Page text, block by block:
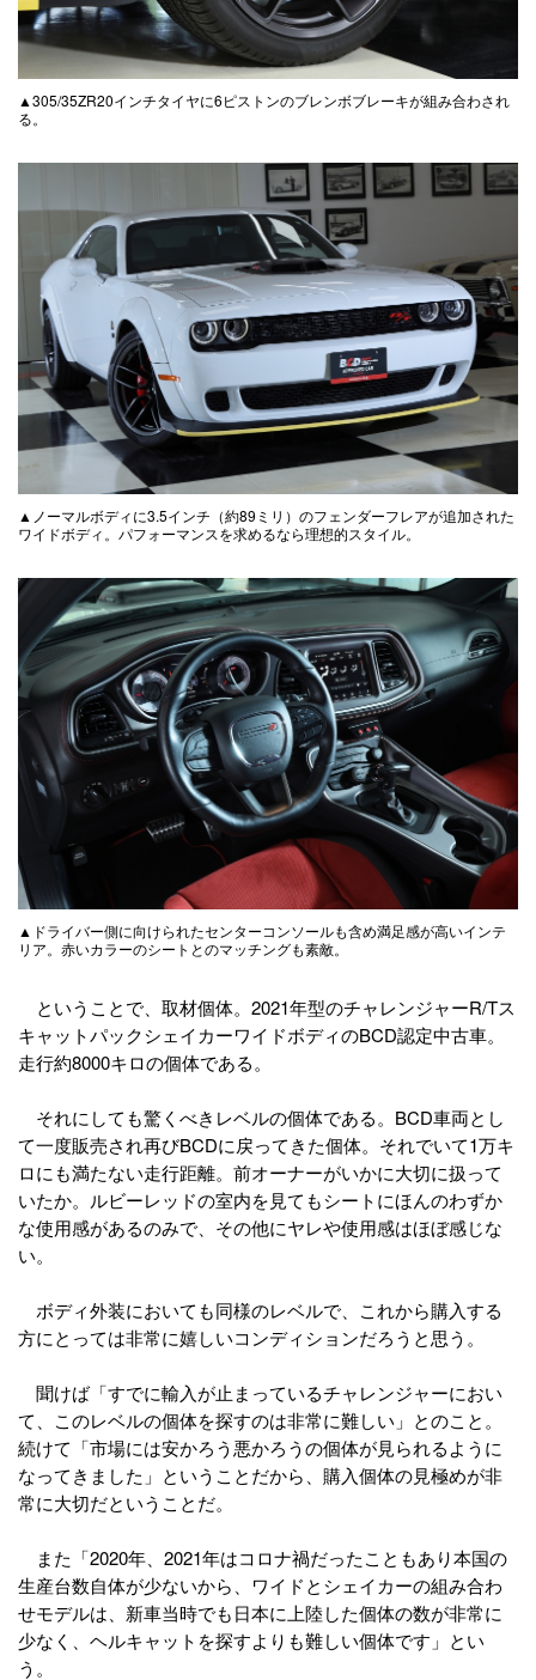
▲305/35ZR20インチタイヤに6ピストンのブレンボブレーキが組み合わされ
る。
▲ノーマルボディに3.5インチ（約89ミリ）のフェンダーフレアが追加された
ワイドボディ。パフォーマンスを求めるなら理想的スタイル。
▲ドライバー側に向けられたセンターコンソールも含め満足感が高いインテ
リア。赤いカラーのシートとのマッチングも素敵。
ということで、取材個体。2021年型のチャレンジャーR/Tス
キャットパックシェイカーワイドボディのBCD認定中古車。
走行約8000キロの個体である。
それにしても驚くべきレベルの個体である。BCD車両とし
て一度販売され再びBCDに戻ってきた個体。それでいて1万キ
ロにも満たない走行距離。前オーナーがいかに大切に扱って
いたか。ルビーレッドの室内を見てもシートにほんのわずか
な使用感があるのみで、その他にヤレや使用感はほぼ感じな
い。
ボディ外装においても同様のレベルで、これから購入する
方にとっては非常に嬉しいコンディションだろうと思う。
聞けば「すでに輸入が止まっているチャレンジャーにおい
て、このレベルの個体を探すのは非常に難しい」とのこと。
続けて「市場には安かろう悪かろうの個体が見られるように
なってきました」ということだから、購入個体の見極めが非
常に大切だということだ。
また「2020年、2021年はコロナ禍だったこともあり本国の
生産台数自体が少ないから、ワイドとシェイカーの組み合わ
せモデルは、新車当時でも日本に上陸した個体の数が非常に
少なく、ヘルキャットを探すよりも難しい個体です」とい
う。